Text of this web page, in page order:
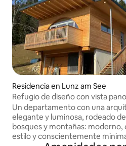
Residencia en Lunz am See
Refugio de diseño con vista
a la montaña y sauna
Un departamento con una
elegante y luminosa, rodeado
bosques y montañas: moderno,
estilo y conscientemente